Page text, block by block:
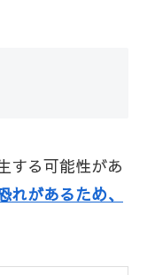
する可能性があ
があるため、